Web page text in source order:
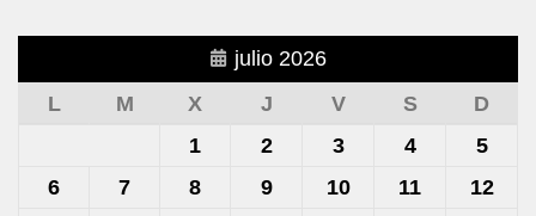
julio 2026
L
M X J V S
D
1
2 3 4
5
6
7 8 9 10 11
12